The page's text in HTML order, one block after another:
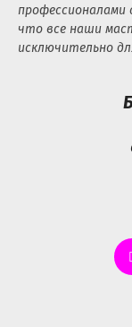
профессионалами
что все наши
исключительно